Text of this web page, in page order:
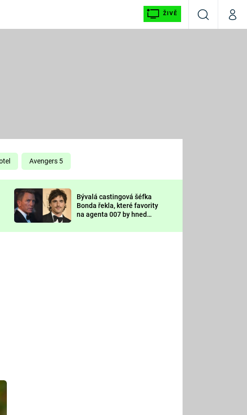
ŽIVĚ
VyhledáváníMůj
Prima LAJK
Sledujte nás
Avengers 5
Bývalá castingová šéfka
Bonda řekla, které favority
na agenta 007 by hned